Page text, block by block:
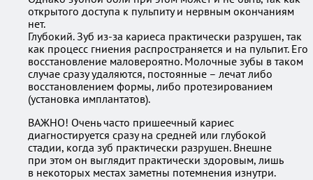
открытого доступа к пульпиту и нервным окончаниям
нет.
Глубокий. Зуб из-за кариеса практически разрушен, так
как процесс гниения распространяется и на пульпит. Его
восстановление маловероятно. Молочные зубы в таком
случае сразу удаляются, постоянные – лечат либо
восстановлением формы, либо протезированием
(установка имплантатов).
ВАЖНО! Очень часто пришеечный кариес
диагностируется сразу на средней или глубокой
стадии, когда зуб практически разрушен. Внешне
при этом он выглядит практически здоровым, лишь
в некоторых местах заметны потемнения изнутри.